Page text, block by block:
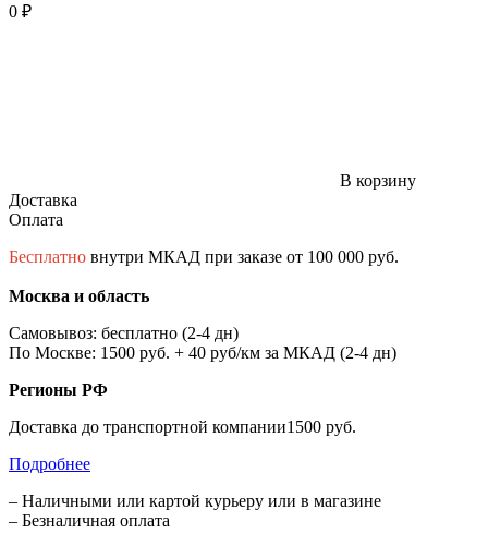
0 ₽
В корзину
Доставка
Оплата
Бесплатно внутри МКАД при заказе от 100 000 руб.
Москва и область
Самовывоз: бесплатно (2-4 дн)
По Москве: 1500 руб. + 40 руб/км за МКАД (2-4 дн)
Регионы РФ
Доставка до транспортной компании1500 руб.
Подробнее
– Наличными или картой курьеру или в магазине
– Безналичная оплата